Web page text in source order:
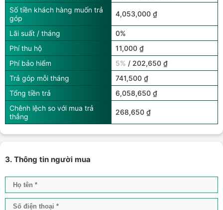
Số tiền khách hàng muốn trả
góp
4,053,000 ₫
Lãi suất / tháng
0%
Phí thu hộ
11,000 ₫
Phí bảo hiểm
5% / 202,650 ₫
Trả góp mỗi tháng
741,500 ₫
Tổng tiền trả
6,058,650 ₫
Chênh lệch so với mua trả
thẳng
268,650 ₫
3. Thông tin người mua